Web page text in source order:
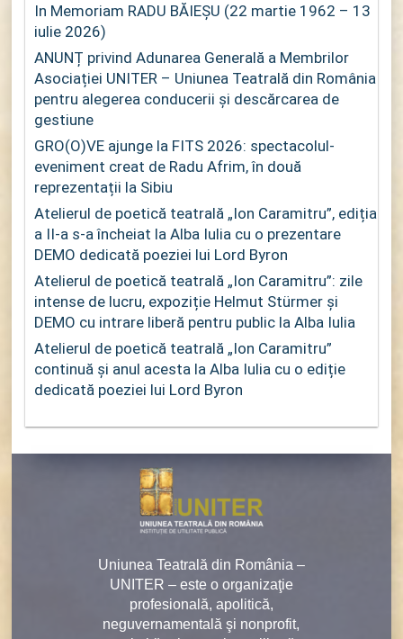
In Memoriam RADU BĂIEȘU (22 martie 1962 – 13
iulie 2026)
ANUNȚ privind Adunarea Generală a Membrilor
Asociației UNITER – Uniunea Teatrală din România
pentru alegerea conducerii și descărcarea de
gestiune
GRO(O)VE ajunge la FITS 2026: spectacolul-
eveniment creat de Radu Afrim, în două
reprezentații la Sibiu
Atelierul de poetică teatrală „Ion Caramitru”, ediția
a II-a s-a încheiat la Alba Iulia cu o prezentare
DEMO dedicată poeziei lui Lord Byron
Atelierul de poetică teatrală „Ion Caramitru”: zile
intense de lucru, expoziție Helmut Stürmer și
DEMO cu intrare liberă pentru public la Alba Iulia
Atelierul de poetică teatrală „Ion Caramitru”
continuă și anul acesta la Alba Iulia cu o ediție
dedicată poeziei lui Lord Byron
Uniunea Teatrală din România –
UNITER – este o organizaţie
profesională, apolitică,
neguvernamentală şi nonprofit,